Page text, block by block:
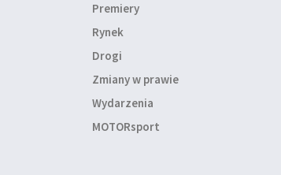
Premiery
Rynek
Drogi
Zmiany w prawie
Wydarzenia
MOTORsport